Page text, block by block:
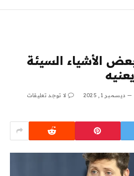
الأشياء السيئة
ديسمبر 1, 2025
لا توجد تعليقات